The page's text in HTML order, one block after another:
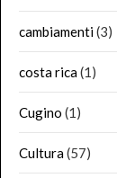
cambiamenti(3)
costa rica(1)
Cugino (1)
Cultura(57)